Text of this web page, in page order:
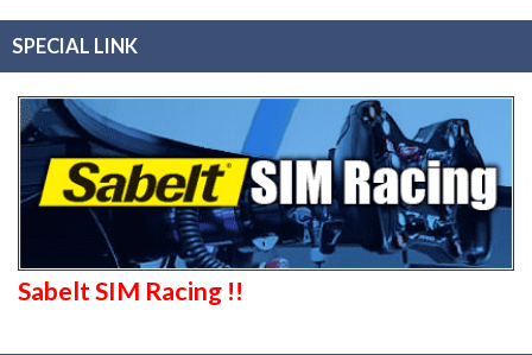
SPECIAL LINK
Sabelt SIM Racing !!